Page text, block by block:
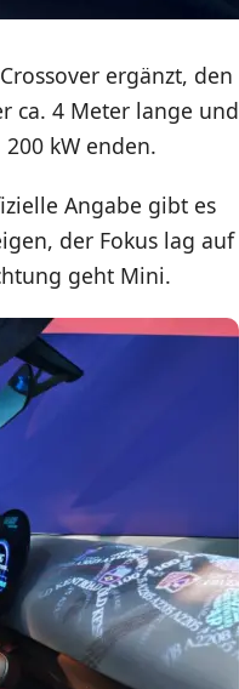
ergänzt, den
ca. 4 Meter lange und
kW enden.
Angabe gibt es
der Fokus lag auf
geht Mini.